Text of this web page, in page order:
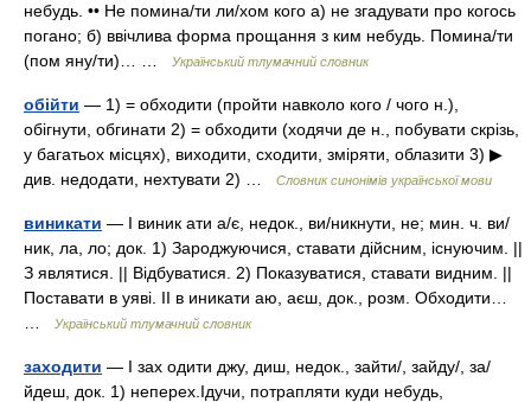
небудь. •• Не помина/ти ли/хом кого а) не згадувати про когось
погано; б) ввічлива форма прощання з ким небудь. Помина/ти
(пом яну/ти)… …
Український тлумачний словник
обійти — 1) = обходити (пройти навколо кого / чого н.),
обігнути, обгинати 2) = обходити (ходячи де н., побувати скрізь,
у багатьох місцях), виходити, сходити, зміряти, облазити 3) ▶
див. недодати, нехтувати 2) …
Словник синонімів української мови
виникати — I виник ати а/є, недок., ви/никнути, не; мин. ч. ви/
ник, ла, ло; док. 1) Зароджуючися, ставати дійсним, існуючим. ||
З являтися. || Відбуватися. 2) Показуватися, ставати видним. ||
Поставати в уяві. II в иникати аю, аєш, док., розм. Обходити…
Український тлумачний словник
заходити — I зах одити джу, диш, недок., зайти/, зайду/, за/
йдеш, док. 1) неперех.Ідучи, потрапляти куди небудь,